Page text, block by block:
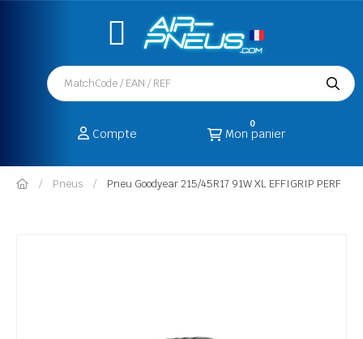
Compte Mon panier
0
Pneus Pneu Goodyear 215/45R17 91W XL EFFIGRIP PERF